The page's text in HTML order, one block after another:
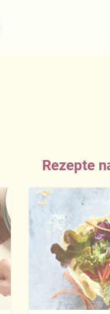
Rezepte